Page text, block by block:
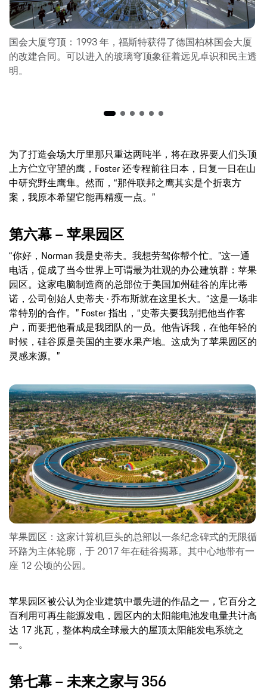
国会大厦穹顶：1993 年，福斯特获得了德国柏林国会大厦
的改建合同。可以进入的玻璃穹顶象征着远见卓识和民主透
明。
为了打造会场大厅里那只重达两吨半，将在政界要人们头顶
上方伫立守望的鹰，Foster 还专程前往日本，日复一日在山
中研究野生鹰隼。然而，“那件联邦之鹰其实是个折衷方
案，我原本希望它能再精瘦一点。”
第六幕 – 苹果园区
“你好，Norman 我是史蒂夫。我想劳驾你帮个忙。”这一通
电话，促成了当今世界上可谓最为壮观的办公建筑群：苹果
园区。这家电脑制造商的总部位于美国加州硅谷的库比蒂
诺，公司创始人史蒂夫 · 乔布斯就在这里长大。“这是一场非
常特别的合作。” Foster 指出，“史蒂夫要我别把他当作客
户，而要把他看成是我团队的一员。他告诉我，在他年轻的
时候，硅谷原是美国的主要水果产地。这成为了苹果园区的
灵感来源。”
苹果园区：这家计算机巨头的总部以一条纪念碑式的无限循
环路为主体轮廓，于 2017 年在硅谷揭幕。其中心地带有一
座 12 公顷的公园。
苹果园区被公认为企业建筑中最先进的作品之一，它百分之
百利用可再生能源发电，园区内的太阳能电池发电量共计高
达 17 兆瓦，整体构成全球最大的屋顶太阳能发电系统之
一。
第七幕 – 未来之家与 356